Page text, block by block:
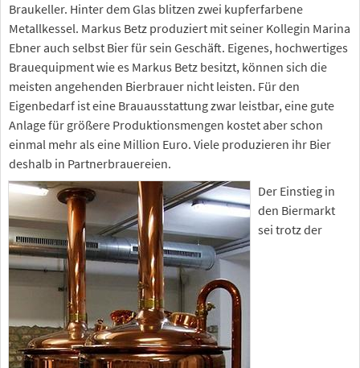
Braukeller. Hinter dem Glas blitzen zwei kupferfarbene
Metallkessel. Markus Betz produziert mit seiner Kollegin Marina
Ebner auch selbst Bier für sein Geschäft. Eigenes, hochwertiges
Brauequipment wie es Markus Betz besitzt, können sich die
meisten angehenden Bierbrauer nicht leisten. Für den
Eigenbedarf ist eine Brauausstattung zwar leistbar, eine gute
Anlage für größere Produktionsmengen kostet aber schon
einmal mehr als eine Million Euro. Viele produzieren ihr Bier
deshalb in Partnerbrauereien.
Der Einstieg in
den Biermarkt
sei trotz der